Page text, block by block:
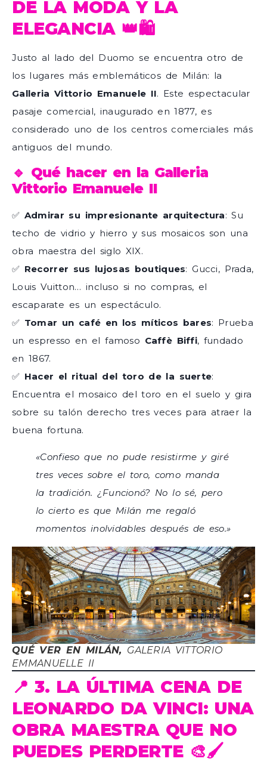
DE LA MODA Y LA
ELEGANCIA 👑🛍️
Justo al lado del Duomo se encuentra otro de
los lugares más emblemáticos de Milán: la
Galleria Vittorio Emanuele II. Este espectacular
pasaje comercial, inaugurado en 1877, es
considerado uno de los centros comerciales más
antiguos del mundo.
🔹 Qué hacer en la Galleria
Vittorio Emanuele II
✅ Admirar su impresionante arquitectura: Su
techo de vidrio y hierro y sus mosaicos son una
obra maestra del siglo XIX.
✅ Recorrer sus lujosas boutiques: Gucci, Prada,
Louis Vuitton… incluso si no compras, el
escaparate es un espectáculo.
✅ Tomar un café en los míticos bares: Prueba
un espresso en el famoso Caffè Biffi, fundado
en 1867.
✅ Hacer el ritual del toro de la suerte:
Encuentra el mosaico del toro en el suelo y gira
sobre su talón derecho tres veces para atraer la
buena fortuna.
«Confieso que no pude resistirme y giré
tres veces sobre el toro, como manda
la tradición. ¿Funcionó? No lo sé, pero
lo cierto es que Milán me regaló
momentos inolvidables después de eso.»
QUÉ VER EN MILÁN, GALERIA VITTORIO
EMMANUELLE II
📍 3. LA ÚLTIMA CENA DE
LEONARDO DA VINCI: UNA
OBRA MAESTRA QUE NO
PUEDES PERDERTE 🎨🖌️